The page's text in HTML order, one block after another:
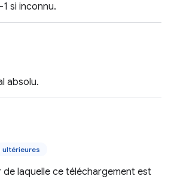
si inconnu.
absolu.
ultérieures
de laquelle ce téléchargement est